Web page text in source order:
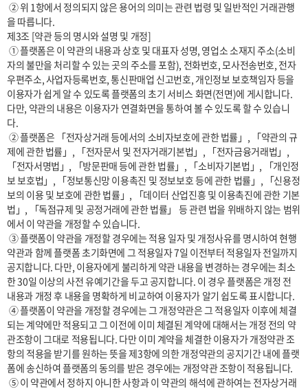
을 따릅니다.
제3조 [약관 등의 명시와 설명 및 개정]
자의 불만을 처리할 수 있는 곳의 주소를 포함), 전화번호, 모사전송번호, 전자
우편주소, 사업자등록번호, 통신판매업 신고번호, 개인정보 보호책임자 등을
이용자가 쉽게 알 수 있도록 플랫폼의 초기 서비스 화면(전면)에 게시합니다.
다만, 약관의 내용은 이용자가 연결화면을 통하여 볼 수 있도록 할 수 있습니
다.
제에 관한 법률」, 「전자문서 및 전자거래기본법」, 「전자금융거래법」,
「전자서명법」, 「방문판매 등에 관한 법률」, 「소비자기본법」, 「개인정
보 보호법」, 「정보통신망 이용촉진 및 정보보호 등에 관한 법률」, 「신용정
보의 이용 및 보호에 관한 법률」, 「데이터 산업진흥 및 이용촉진에 관한 기본
법」, 「독점규제 및 공정거래에 관한 법률」 등 관련 법을 위배하지 않는 범위
에서 이 약관을 개정할 수 있습니다.
약관과 함께 플랫폼 초기화면에 그 적용일자 7일 이전부터 적용일자 전일까지
공지합니다. 다만, 이용자에게 불리하게 약관 내용을 변경하는 경우에는 최소
한 30일 이상의 사전 유예기간을 두고 공지합니다. 이 경우 플랫폼은 개정 전
내용과 개정 후 내용을 명확하게 비교하여 이용자가 알기 쉽도록 표시합니다.
되는 계약에만 적용되고 그 이전에 이미 체결된 계약에 대해서는 개정 전의 약
관조항이 그대로 적용됩니다. 다만 이미 계약을 체결한 이용자가 개정약관 조
항의 적용을 받기를 원하는 뜻을 제3항에 의한 개정약관의 공지기간 내에 플랫
폼에 송신하여 플랫폼의 동의를 받은 경우에는 개정약관 조항이 적용됩니다.